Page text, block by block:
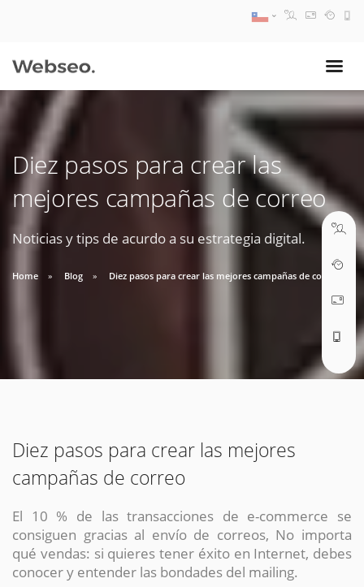
Diez pasos para crear las
mejores campañas de correo
Noticias y tips de acurdo a su estrategia digital.
Home Blog Diez pasos para crear las mejores campañas de correo
Diez pasos para crear las mejores
campañas de correo
El 10 % de las transacciones de e-commerce se
consiguen gracias al envío de correos, No importa
qué vendas: si quieres tener éxito en Internet, debes
conocer y entender las bondades del mailing.
09:30 AM A 18:30 PM
soporte@webseo.cl
ABRIR TICKET